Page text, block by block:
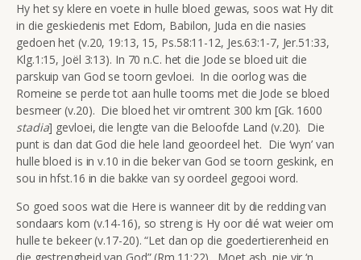
Hy het sy klere en voete in hulle bloed gewas, soos wat Hy dit
in die geskiedenis met Edom, Babilon, Juda en die nasies
gedoen het (v.20, 19:13, 15, Ps.58:11-12, Jes.63:1-7, Jer.51:33,
Klg.1:15, Joël 3:13). In 70 n.C. het die Jode se bloed uit die
parskuip van God se toorn gevloei. In die oorlog was die
Romeine se perde tot aan hulle tooms met die Jode se bloed
besmeer (v.20). Die bloed het vir omtrent 300 km [Gk. 1600
stadia] gevloei, die lengte van die Beloofde Land (v.20). Die
punt is dan dat God die hele land geoordeel het. Die ‘wyn’ van
hulle bloed is in v.10 in die beker van God se toorn geskink, en
sou in hfst.16 in die bakke van sy oordeel gegooi word.
So goed soos wat die Here is wanneer dit by die redding van
sondaars kom (v.14-16), so streng is Hy oor dié wat weier om
hulle te bekeer (v.17-20). “Let dan op die goedertierenheid en